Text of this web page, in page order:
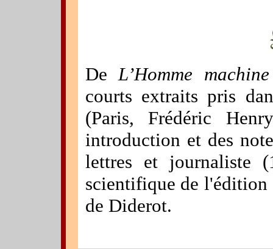
DeL’Homme machine
courts extraits pris
(Paris, Frédéric
introduction et des
lettres et journaliste
scientifique de l'édition
de Diderot.